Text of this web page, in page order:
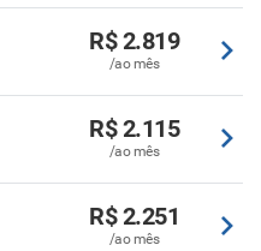
R$ 2.819
/ao mês
R$ 2.115
/ao mês
R$ 2.251
/ao mês